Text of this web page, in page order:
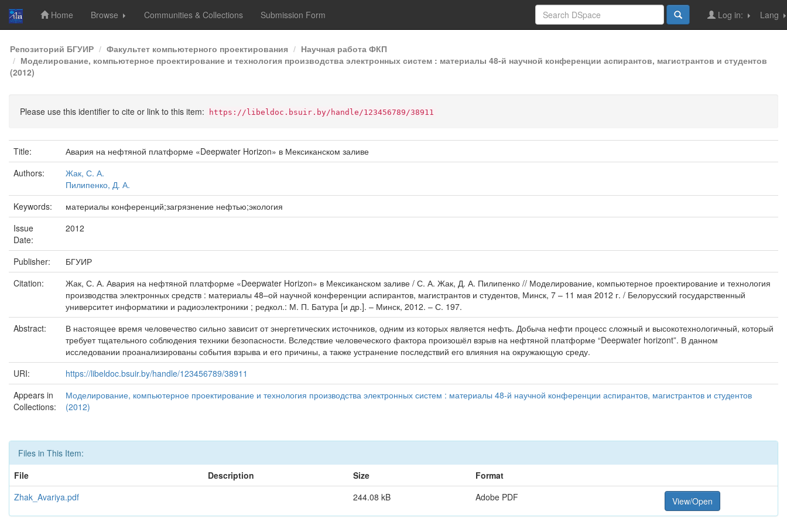
Skip
navigation
Home Browse Communities & Collections Submission Form Lang
Log in:
Репозиторий БГУИР Факультет компьютерного проектирования
Научная работа ФКП
Моделирование, компьютерное проектирование и технология производства электронных систем : материалы 48-й научной конференции аспирантов, магистрантов и студентов
(2012)
Please use this identifier to cite or link to this item: https://libeldoc.bsuir.by/handle/123456789/38911
Title:
Авария на нефтяной платформе «Deepwater Horizon» в Мексиканском заливе
Authors:
Жак, С. А.
Пилипенко, Д. А.
Keywords:
материалы конференций;загрязнение нефтью;экология
Issue
Date:
2012
Publisher:
БГУИР
Citation:
Жак, С. А. Авария на нефтяной платформе «Deepwater Horizon» в Мексиканском заливе / С. А. Жак, Д. А. Пилипенко // Моделирование, компьютерное проектирование и технология
производства электронных средств : материалы 48–ой научной конференции аспирантов, магистрантов и студентов, Минск, 7 – 11 мая 2012 г. / Белорусский государственный
университет информатики и радиоэлектроники ; редкол.: М. П. Батура [и др.]. – Минск, 2012. – С. 197.
Abstract:
В настоящее время человечество сильно зависит от энергетических источников, одним из которых является нефть. Добыча нефти процесс сложный и высокотехнологичный, который
требует тщательного соблюдения техники безопасности. Вследствие человеческого фактора произошёл взрыв на нефтяной платформе “Deepwater horizont”. В данном
исследовании проанализированы события взрыва и его причины, а также устранение последствий его влияния на окружающую среду.
URI:
https://libeldoc.bsuir.by/handle/123456789/38911
Appears in
Collections:
Моделирование, компьютерное проектирование и технология производства электронных систем : материалы 48-й научной конференции аспирантов, магистрантов и студентов
(2012)
Files in This Item:
File
Description Size
Format
Zhak_Avariya.pdf
244.08 kB Adobe PDF View/Open